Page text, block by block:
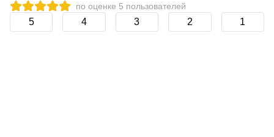
по оценке 5 пользователей
5 4 3 2 1